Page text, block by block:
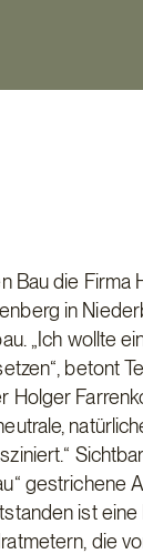
Bau die Firma
in
„Ich wollte
betont
Holger
gestrichene
ist
die